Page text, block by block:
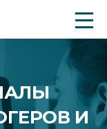
И